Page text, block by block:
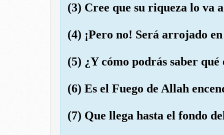
(3) Cree que su riqueza lo va
(4) ¡Pero no! Será arrojado
(5) ¿Y cómo podrás saber
(6) Es el Fuego de Allah
(7) Que llega hasta el fondo